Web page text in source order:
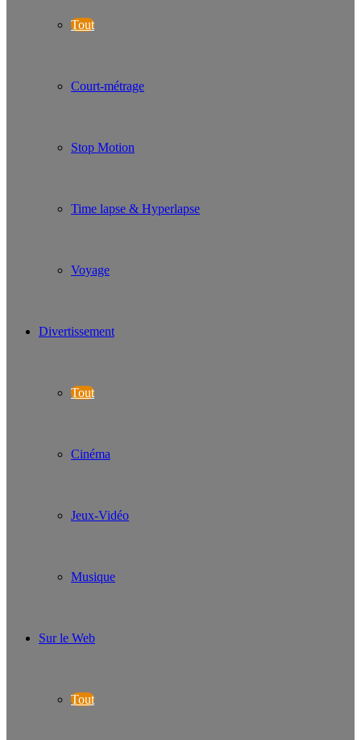
Tout
Court-métrage
Stop Motion
Time lapse & Hyperlapse
Voyage
Divertissement
Tout
Cinéma
Jeux-Vidéo
Musique
Sur le Web
Tout